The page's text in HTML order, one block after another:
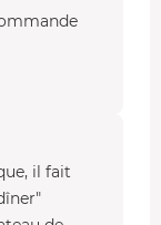
il fait